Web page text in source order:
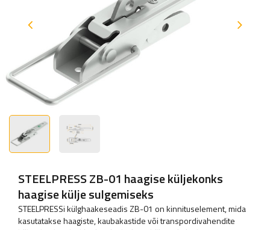
STEELPRESS ZB-01 haagise küljekonks
haagise külje sulgemiseks
STEELPRESSi külghaakeseadis ZB-01 on kinnituselement, mida
kasutatakse haagiste, kaubakastide või transpordivahendite